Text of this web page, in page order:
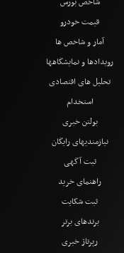
قیمت خودرو
آمار و شاخص ها
رویدادها و نمایشگاهها
تحلیل های اقتصادی
استخدام
بولتن خبری
نیازمندیهای رایگان
ثبت آگهی
راهنمای خرید
ثبت شکایت
برندهای برتر
رپرتاژ خبری